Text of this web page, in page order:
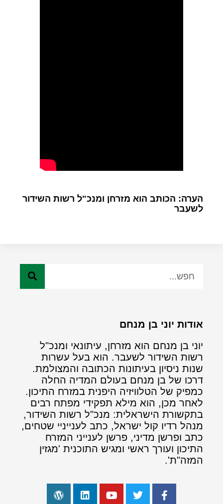
הערה: הכותב הוא מזרחן ומנכ"ל רשות השידור
לשעבר
אודות יוני בן מנחם
יוני בן מנחם הוא מזרחן, עיתונאי ומנכ"ל
רשות השידור לשעבר. הוא בעל עשרות
שנות ניסיון בעיתונות הכתובה והמצולמת.
דרכו של בן מנחם בעולם המדיה החלה
כמפיק של הטלוויזיה היפנית במזרח התיכון.
לאחר מכן, הוא מילא תפקידי מפתח רבים
בתקשורת הישראלית: מנכ"ל רשות השידור,
מנהל רדיו קול ישראל, כתב לענייניי שטחים,
כתב ופרשן מדיני, פרשן לענייני המזרח
התיכון ועורך ראשי ומגיש התוכנית 'מגזין
המזה"ת'.